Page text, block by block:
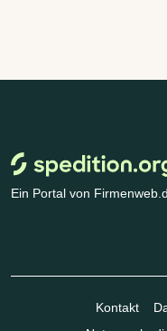
Ein Portal von
Kontakt